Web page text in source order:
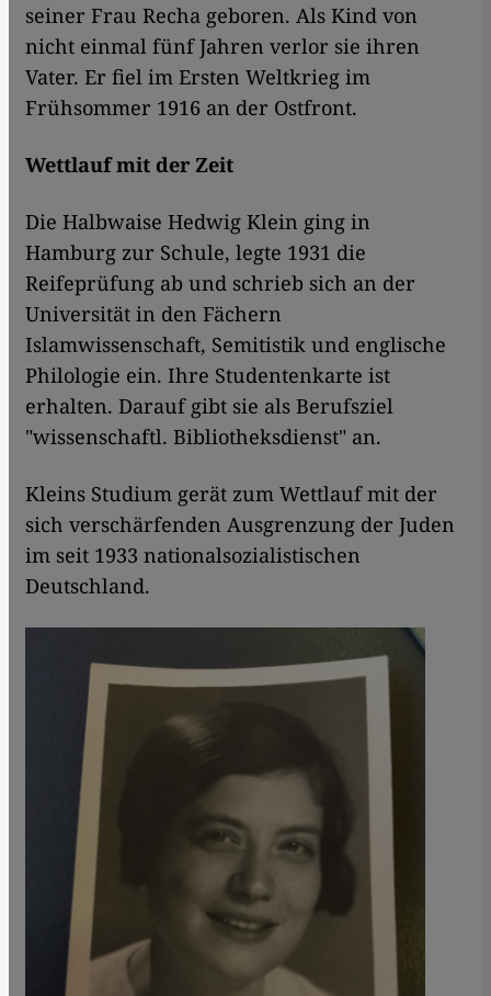
seiner Frau Recha geboren. Als Kind von
nicht einmal fünf Jahren verlor sie ihren
Vater. Er fiel im Ersten Weltkrieg im
Frühsommer 1916 an der Ostfront.
Wettlauf mit der Zeit
Die Halbwaise Hedwig Klein ging in
Hamburg zur Schule, legte 1931 die
Reifeprüfung ab und schrieb sich an der
Universität in den Fächern
Islamwissenschaft, Semitistik und englische
Philologie ein. Ihre Studentenkarte ist
erhalten. Darauf gibt sie als Berufsziel
"wissenschaftl. Bibliotheksdienst" an.
Kleins Studium gerät zum Wettlauf mit der
sich verschärfenden Ausgrenzung der Juden
im seit 1933 nationalsozialistischen
Deutschland.